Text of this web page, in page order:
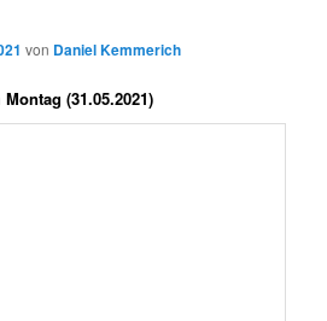
von Daniel Kemmerich
(31.05.2021)